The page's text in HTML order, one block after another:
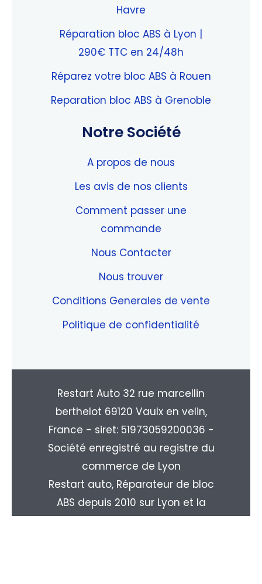
Havre
Réparation bloc ABS à Lyon |
290€ TTC en 24/48h
Réparez votre bloc ABS à Rouen
Reparation bloc ABS à Grenoble
Notre Société
A propos de nous
Les avis de nos clients
Comment passer une
commande
Nous Contacter
Nous trouver
Conditions Generales de vente
Politique de confidentialité
Restart Auto 32 rue marcellin
berthelot 69120 Vaulx en velin,
France - siret: 51973059200036 -
Société enregistré au registre du
commerce de Lyon
Restart auto, Réparateur de bloc
ABS depuis 2010 sur Lyon et la
région Rhone-alpes. Livraison